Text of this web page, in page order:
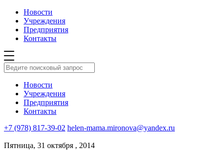
Новости
Учреждения
Предприятия
Контакты
Новости
Учреждения
Предприятия
Контакты
+7 (978) 817-39-02 helen-mama.mironova@yandex.ru
Пятница, 31 октября , 2014